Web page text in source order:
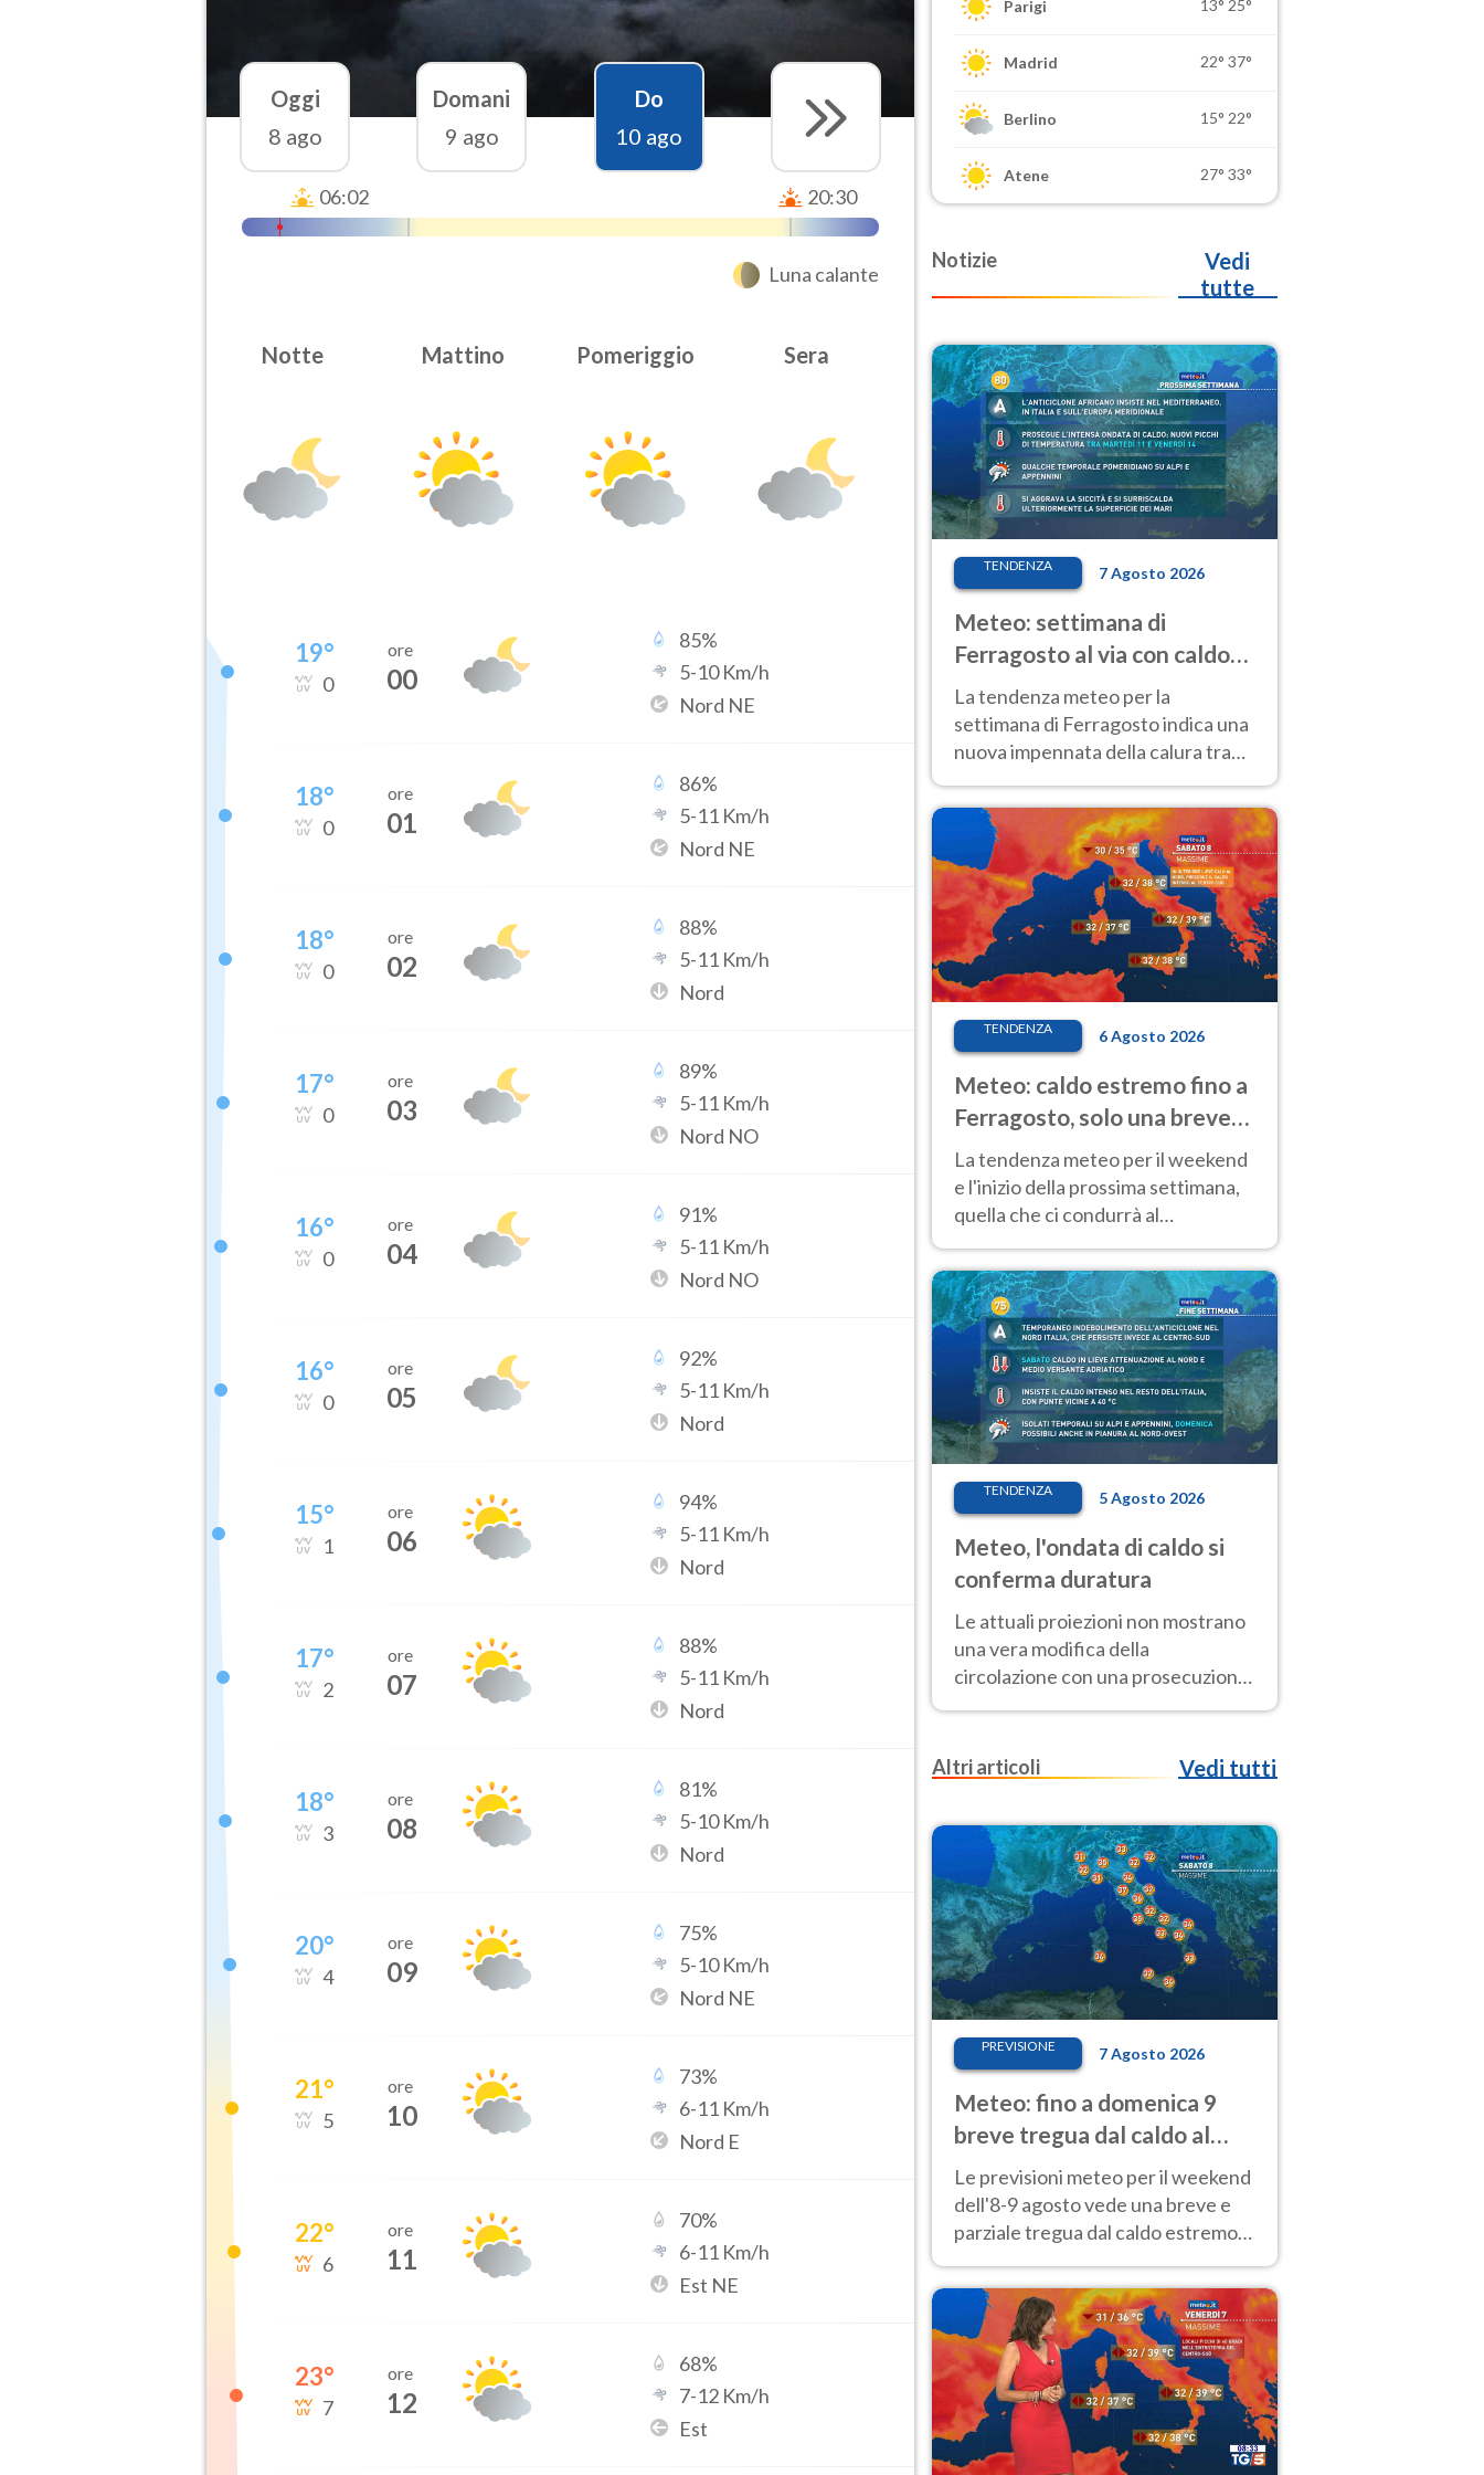
Oggi
8 ago
Domani
9 ago
Do
10 ago
06:02 20:30
Luna calante
Notte Mattino Pomeriggio Sera
19°
0
ore
00
85%
5-10Km/h
Nord NE
18°
0
ore
01
86%
5-11 Km/h
Nord NE
18°
0
ore
02
88%
5-11 Km/h
Nord
17°
0
ore
03
89%
5-11 Km/h
Nord NO
16°
0
ore
04
91%
5-11 Km/h
Nord NO
16°
0
ore
05
92%
5-11 Km/h
Nord
15°
1
ore
06
94%
5-11 Km/h
Nord
17°
2
ore
07
88%
5-11 Km/h
Nord
18°
3
ore
08
81%
5-10Km/h
Nord
20°
4
ore
09
75%
5-10Km/h
Nord NE
21°
5
ore
10
73%
6-11 Km/h
Nord E
22°
6
ore
11
70%
6-11 Km/h
Est NE
23°
7
ore
12
68%
7-12 Km/h
Est
Parigi 13° 25°
Madrid 22° 37°
Berlino 15° 22°
Atene 27° 33°
Notizie
Vedi
tutte
TENDENZA 7 Agosto 2026
Meteo: settimana di
Ferragosto al via con caldo
intenso e qualche temporale
La tendenza meteo per la
settimana di Ferragosto indica una
nuova impennata della calura tra
anche al Nord.
TENDENZA 6 Agosto 2026
Meteo: caldo estremo fino a
Ferragosto, solo una breve
pausa. Ecco dove
La tendenza meteo per il weekend
e l'inizio della prossima settimana,
quella che ci condurrà al
temperature molto elevate
TENDENZA 5 Agosto 2026
Meteo, l'ondata di caldo si
conferma duratura
Le attuali proiezioni non mostrano
una vera modifica della
circolazione con una prosecuzione
del caldo fuori scala per molti
Ferragosto
Altri articoli Vedi tutti
PREVISIONE 7 Agosto 2026
Meteo: fino a domenica 9
breve tregua dal caldo al
Nord! Altrove calura e afa
Le previsioni meteo per il weekend
dell'8-9 agosto vede una breve e
parziale tregua dal caldo estremo
40 gradi.